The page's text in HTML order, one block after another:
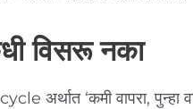
विसरू नका
‘कमी वापरा, पुन्हा